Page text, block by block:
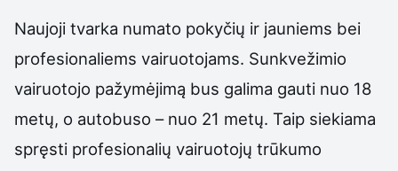
Naujoji tvarka numato pokyčių ir jauniems bei
profesionaliems vairuotojams. Sunkvežimio
vairuotojo pažymėjimą bus galima gauti nuo 18
metų, o autobuso – nuo 21 metų. Taip siekiama
spręsti profesionalių vairuotojų trūkumo